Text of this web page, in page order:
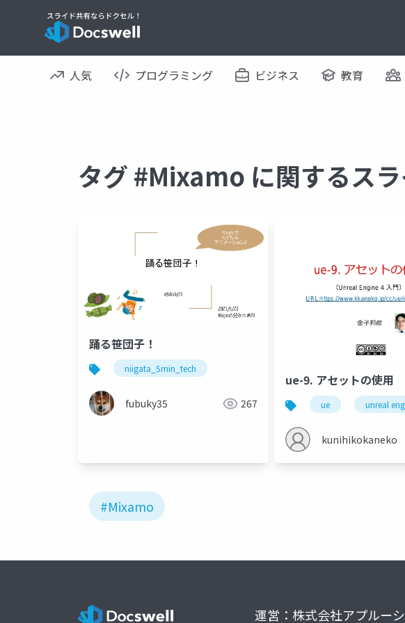
人気 プログラミング ビジネス 教育
タグ #Mixamo に関するス
踊る笹団子！
niigata_5min_tech
fubuky35 267
ue-9. アセットの使用
ue unreal
kunihikokaneko
#Mixamo
運営：株式会社アプルー